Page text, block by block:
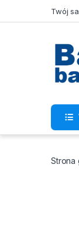
Skip to navigation
Twój
Strona